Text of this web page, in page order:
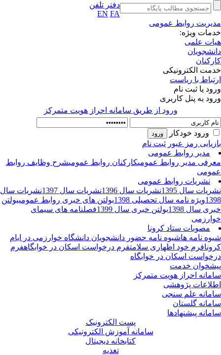
دفتر تلفن
EN FA
روابط عمومی
ویژه:
علمی
الکترونیکی
با ریاست
یا ثبت نام
به پنل کاربری
ورود از طريق سامانه احراز هويت متمركز
ورود خودکار
رمز عبور ثبت نام
مدیر روابط عمومی
مدیر روابط عمومیکارکنان روابط عمومیشرح وظایف روابط
نشریات روابط عمومی
سال 1395
نشریات سال 1396 نشریات سال 1397
نشریات سال
ویژه نامه سال تحصیلی 1398 بولتن های خبری روابط عمومیبولتن
سال 1398
بولتن خبری سال 1399
فصلنامه های سیمای
مصوبات ستاد کرونا
نامه هاشیوه نامه حضور دانشجویان دانشگاه خوارزمی در ایام
فرم خود اظهاری سلامتفرم درخواست اسکان در خوابگاهفرم
اسکان در خوابگاه
خدمت
احراز هویت متمرکز
پژوهشی
علم سنجی
گلستان
پیشنهادها
پست الکترونیک
سامانه آموزش الکترونیکی
کتابخانه دیجیتال
تغذیه